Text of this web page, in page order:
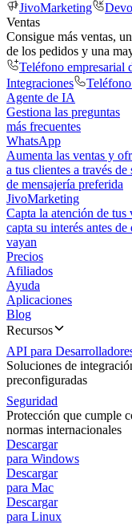
JivoMarketing
Ventas
Consigue más ventas,
de los pedidos y una
Teléfono empresarial
Integraciones
Agente de IA
Gestiona las preguntas
más frecuentes
WhatsApp
Aumenta las ventas y
a tus clientes a través de
de mensajería preferida
JivoMarketing
Capta la atención de tus
capta su interés antes de
vayan
Precios
Afiliados
Ayuda
Aplicaciones
Blog
Recursos
API para
Soluciones de
preconfiguradas
Seguridad
Protección que cumple
normas internacionales
Descargar
para Windows
Descargar
para Mac
Descargar
para Linux